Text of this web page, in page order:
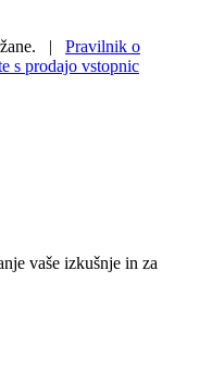
. | Pravilnik o
s prodajo vstopnic
vaše izkušnje in za